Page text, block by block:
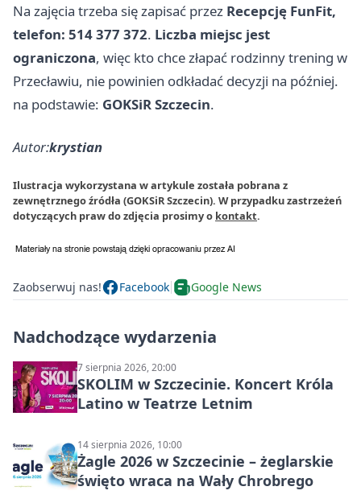
Na zajęcia trzeba się zapisać przez Recepcję FunFit,
telefon: 514 377 372. Liczba miejsc jest
ograniczona, więc kto chce złapać rodzinny trening w
Przecławiu, nie powinien odkładać decyzji na później.
na podstawie: GOKSiR Szczecin.
Autor:krystian
Ilustracja wykorzystana w artykule została pobrana z
zewnętrznego źródła (GOKSiR Szczecin). W przypadku zastrzeżeń
dotyczących praw do zdjęcia prosimy o kontakt.
Zaobserwuj nas! Facebook Google News
Nadchodzące wydarzenia
7 sierpnia 2026, 20:00
SKOLIM w Szczecinie. Koncert Króla
Latino w Teatrze Letnim
14 sierpnia 2026, 10:00
Żagle 2026 w Szczecinie – żeglarskie
święto wraca na Wały Chrobrego